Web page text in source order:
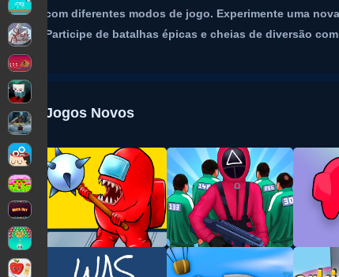
com diferentes modos de jogo. Experimente uma
Participe de batalhas épicas e cheias de diversão
Jogos Novos